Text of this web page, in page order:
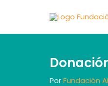
PorFundación